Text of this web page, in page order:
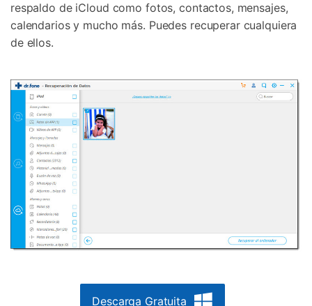
respaldo de iCloud como fotos, contactos, mensajes,
calendarios y mucho más. Puedes recuperar cualquiera
de ellos.
Descarga Gratuita